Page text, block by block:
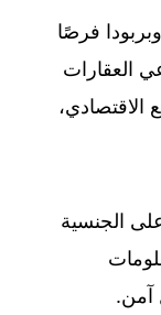
فرصًا
العقارات
الاقتصادي،
الجنسية
آمن.